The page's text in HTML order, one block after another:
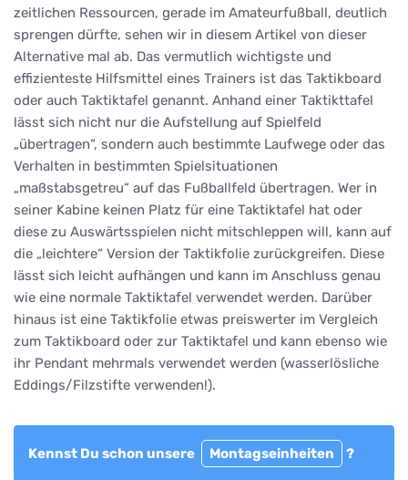
zeitlichen Ressourcen, gerade im Amateurfußball, deutlich
sprengen dürfte, sehen wir in diesem Artikel von dieser
Alternative mal ab. Das vermutlich wichtigste und
effizienteste Hilfsmittel eines Trainers ist das Taktikboard
oder auch Taktiktafel genannt. Anhand einer Taktikttafel
lässt sich nicht nur die Aufstellung auf Spielfeld
„übertragen“, sondern auch bestimmte Laufwege oder das
Verhalten in bestimmten Spielsituationen
„maßstabsgetreu“ auf das Fußballfeld übertragen. Wer in
seiner Kabine keinen Platz für eine Taktiktafel hat oder
diese zu Auswärtsspielen nicht mitschleppen will, kann auf
die „leichtere“ Version der Taktikfolie zurückgreifen. Diese
lässt sich leicht aufhängen und kann im Anschluss genau
wie eine normale Taktiktafel verwendet werden. Darüber
hinaus ist eine Taktikfolie etwas preiswerter im Vergleich
zum Taktikboard oder zur Taktiktafel und kann ebenso wie
ihr Pendant mehrmals verwendet werden (wasserlösliche
Eddings/Filzstifte verwenden!).
Kennst Du schon unsere Montagseinheiten ?